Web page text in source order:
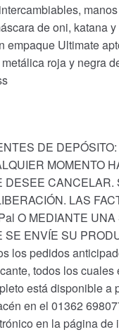
de oni, katana
empaque Ultimate
roja y negra
DE
MOMENTO
DESEE CANCELAR.
LAS
O MEDIANTE
SE ENVÍE SU
los pedidos
todos los
está disponible a
en el 01362
en la página de